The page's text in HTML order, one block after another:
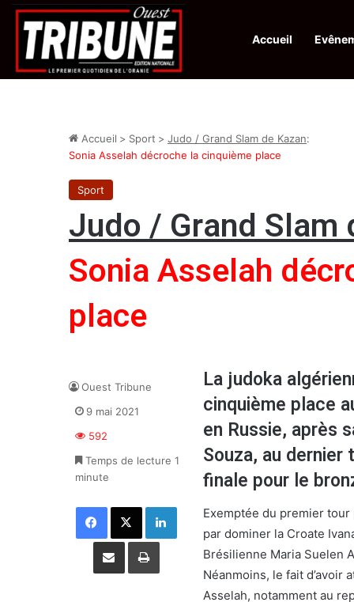
Accueil
Infos en Direct: La revue El Djeïch : l’Algérie poursuit la
Accueil > Sport > Judo / Grand Slam de Kazan:
Sonia Asselah décroche la cinquième place
Sport
Judo / Grand Slam
Sonia Asselah
place
La judoka
cinquième place
en Russie, après
Souza, au
finale pour le
Exemptée du premier tour
par dominer la Croate
Brésilienne Maria Suelen
Néanmoins, le fait d’avoir
Asselah, notamment au
Ouest Tribune
9 mai 2021
592
Temps de lecture 1
minute
Facebook X Linkedin
Partager par email Imprimer